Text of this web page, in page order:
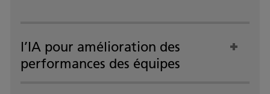
l’IA pour amélioration des
performances des équipes